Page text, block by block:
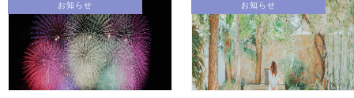
お知らせ お知らせ